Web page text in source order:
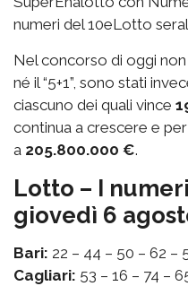
numeri del 10eLotto
Nel concorso di oggi non
né il “5+1”, sono stati
ciascuno dei quali vince
continua a crescere e
a 205.800.000 €.
Lotto – I
giovedì 6
Bari: 22 – 44 – 50 – 62 –
Cagliari: 53 – 16 – 74 –